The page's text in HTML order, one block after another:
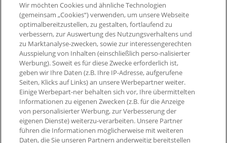
Presse
Impressum
Barrierefreiheit
Digitale Karte
Widerruf Nutzungsvetrag
PAYBACK App
Widerruf Teilnahmevertrag
PAYBACK Programm
Newsletter
Aktueller °Punktestand
Extra-°Punkte, Angebote &
mehr
Wir möchten Cookies und ähnliche Technologien
(gemeinsam „Cookies“) verwenden, um unsere Webseite
optimalbereitzustellen, zu gestalten, fortlaufend zu
verbessern, zur Auswertung des Nutzungsverhaltens und
zu Marktanalyse-zwecken, sowie zur interessengerechten
Ausspielung von Inhalten (einschließlich perso-nalisierter
Werbung). Soweit es für diese Zwecke erforderlich ist,
geben wir Ihre Daten (z.B. Ihre IP-Adresse, aufgerufene
Seiten, Klicks auf Links) an unsere Werbepartner weiter.
Einige Werbepart-ner behalten sich vor, Ihre übermittelten
Informationen zu eigenen Zwecken (z.B. für die Anzeige
von personalisierter Werbung, zur Verbesserung der
eigenen Dienste) weiterzu-verarbeiten. Unsere Partner
führen die Informationen möglicherweise mit weiteren
Daten, die Sie unseren Partnern anderweitig bereitstellen